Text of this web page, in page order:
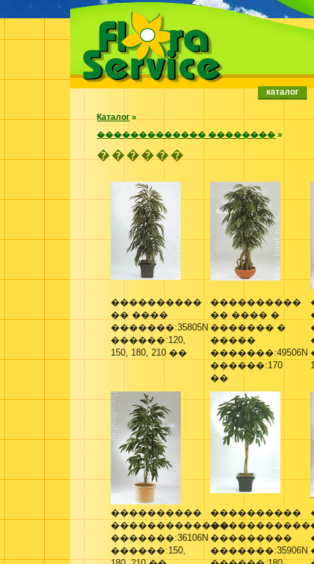
каталог
Каталог»
������������� �������� »
������
����������
�� ����
�������:35805N
������:120,
150, 180, 210 ��
����������
�� ���� �
������� �
�����
�������:49506N
������:170
��
����������
�������������
�������:36106N
������:150,
����������
���������
�������:35906N